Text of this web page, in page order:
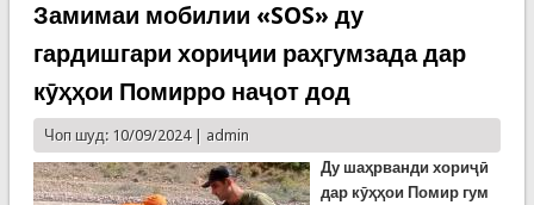
Замимаи мобилии «SOS» ду
гардишгари хориҷии раҳгумзада дар
кӯҳҳои Помирро наҷот дод
Чоп шуд: 10/09/2024 | admin
Ду шаҳрванди хориҷӣ
дар кӯҳҳои Помир гум